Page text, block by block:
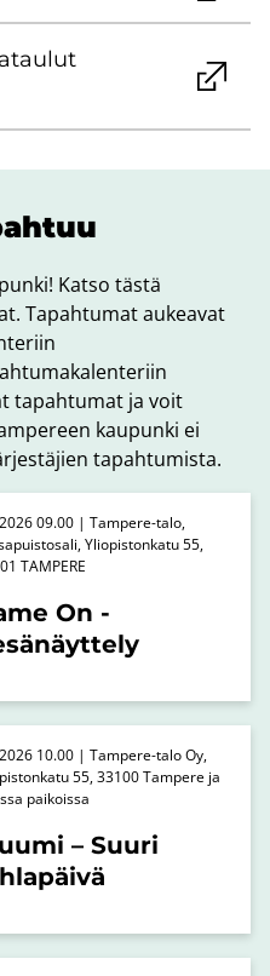
Katso tästä
Tapahtumat aukeavat
tapahtumat ja voit
kaupunki ei
tapahtumista.
On -
09.00 | Tampere-talo,
Yliopistonkatu 55,
TAMPERE
– Suuri
10.00 | Tampere-talo Oy,
55, 33100 Tampere ja
paikoissa